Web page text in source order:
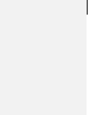
Penyalahgunaan